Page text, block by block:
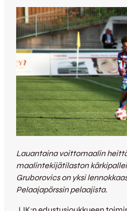
Lauantaina voittomaalin
maalintekijätilaston
Gruborovics on yksi
Pelaajapörssin pelaajista.